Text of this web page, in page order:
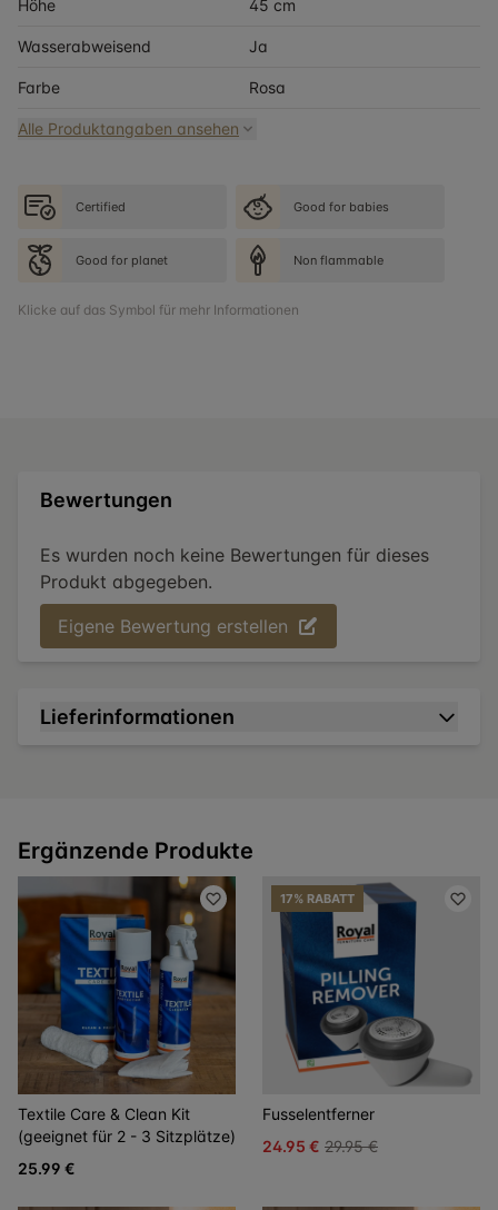
Höhe 45 cm
Wasserabweisend Ja
Farbe Rosa
Alle Produktangaben ansehen
Certified Good for babies
Good for planet Non flammable
Klicke auf das Symbol für mehr Informationen
Bewertungen
Es wurden noch keine Bewertungen für dieses
Produkt abgegeben.
Eigene Bewertung erstellen
Lieferinformationen
Ergänzende Produkte
Textile Care & Clean Kit
(geeignet für 2 - 3 Sitzplätze)
25.99 €
17% RABATT
Fusselentferner
24.95 € 29.95 €